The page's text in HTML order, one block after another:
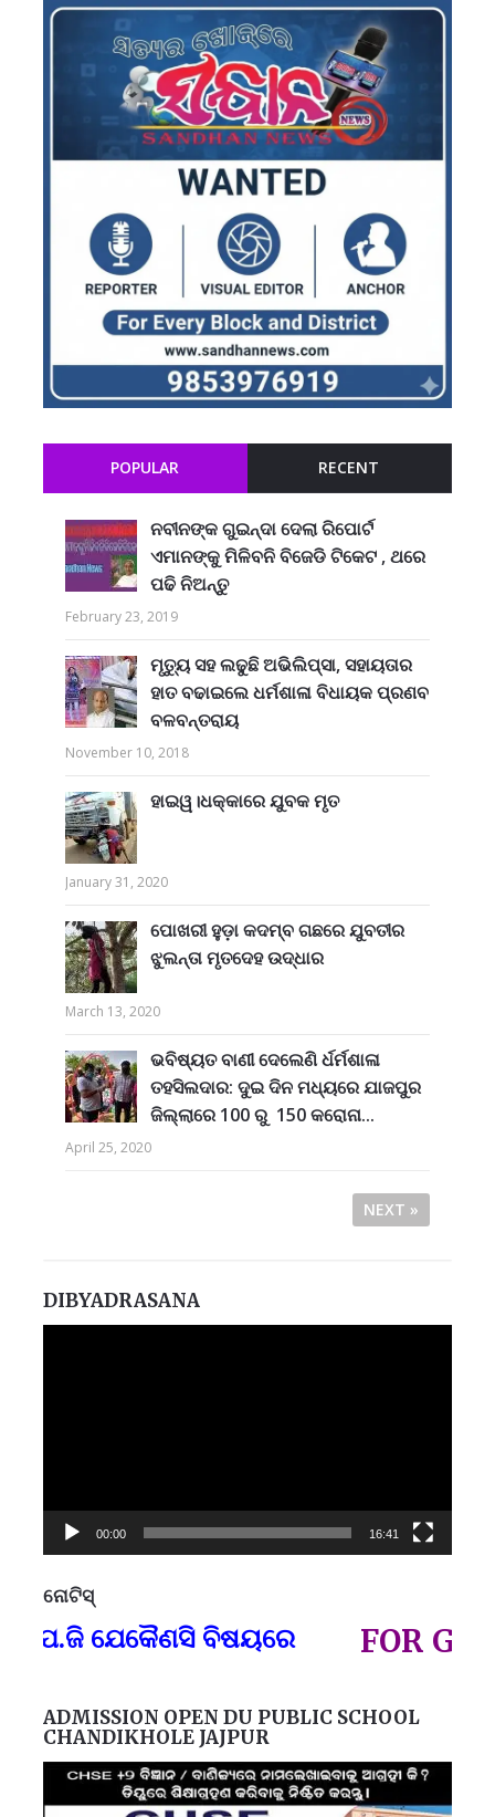
POPULAR RECENT
ନବୀନଙ୍କ ଗୁଇନ୍ଦା ଦେଲା ରିପୋର୍ଟ
ଏମାନଙ୍କୁ ମିଳିବନି ବିଜେଡି ଟିକେଟ , ଥରେ
ପଢି ନିଅନ୍ତୁ
February 23, 2019
ମୃତ୍ୟୁ ସହ ଲଢୁଛି ଅଭିଲିପ୍ସା, ସହାୟତାର
ହାତ ବଢାଇଲେ ଧର୍ମଶାଳା ବିଧାୟକ ପ୍ରଣବ
ବଳବନ୍ତରାୟ
November 10, 2018
ହାଇୱ।ଧକ୍କାରେ ଯୁବକ ମୃତ
January 31, 2020
ପୋଖରୀ ହୁଡ଼ା କଦମ୍ବ ଗଛରେ ଯୁବତୀର
ଝୁଲନ୍ତା ମୃତଦେହ ଉଦ୍ଧାର
March 13, 2020
ଭବିଷ୍ୟତ ବାଣୀ ଦେଲେଣି ର୍ଧର୍ମଶାଳା
ତହସିଲଦାର: ଦୁଇ ଦିନ ମଧ୍ୟରେ ଯାଜପୁର
ଜିଲ୍ଲାରେ 100 ରୁ 150 କରୋନା...
April 25, 2020
NEXT »
DIBYADRASANA
00:00 16:41
ନୋଟିସ୍
ଯେକୈଣସି ବିଷୟରେ FOR GOVT
ADMISSION OPEN DU PUBLIC SCHOOL
CHANDIKHOLE JAJPUR